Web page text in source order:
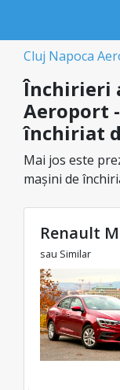
Cluj Napoca
Închirieri
Aeroport
închiriat
Mai jos este
mașini de
ideal din
avantajoase ce
Renault
sau Similar